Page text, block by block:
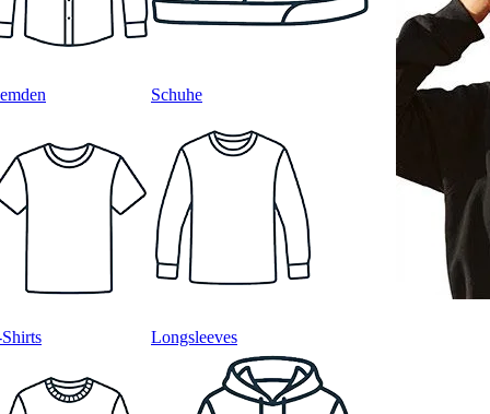
Schuhe
Longsleeves